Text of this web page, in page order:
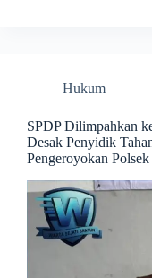
Hukum
SPDP Dilimpahkan
Desak Penyidik
Pengeroyokan